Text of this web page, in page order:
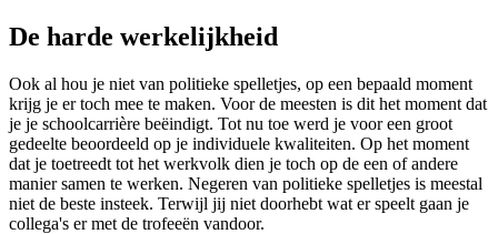
De harde werkelijkheid
Ook al hou je niet van politieke spelletjes, op een bepaald moment
krijg je er toch mee te maken. Voor de meesten is dit het moment dat
je je schoolcarrière beëindigt. Tot nu toe werd je voor een groot
gedeelte beoordeeld op je individuele kwaliteiten. Op het moment
dat je toetreedt tot het werkvolk dien je toch op de een of andere
manier samen te werken. Negeren van politieke spelletjes is meestal
niet de beste insteek. Terwijl jij niet doorhebt wat er speelt gaan je
collega's er met de trofeeën vandoor.